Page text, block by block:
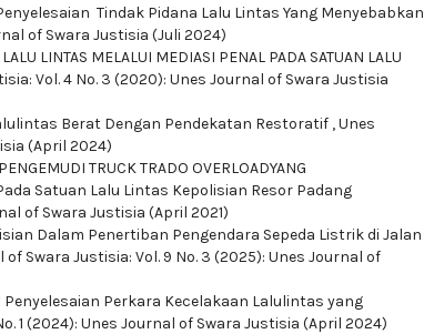
Tindak Pidana Lalu Lintas Yang Menyebabkan
of Swara Justisia (Juli 2024)
LINTAS MELALUI MEDIASI PENAL PADA SATUAN LALU
Vol. 4 No. 3 (2020): Unes Journal of Swara Justisia
Berat Dengan Pendekatan Restoratif ,Unes
(April 2024)
TRUCK TRADO OVERLOADYANG
Pada Satuan Lalu Lintas Kepolisian Resor Padang
of Swara Justisia (April 2021)
Dalam Penertiban Pengendara Sepeda Listrik di Jalan
of Swara Justisia: Vol. 9 No. 3 (2025): Unes Journal of
Perkara Kecelakaan Lalulintas yang
1 (2024): Unes Journal of Swara Justisia (April 2024)